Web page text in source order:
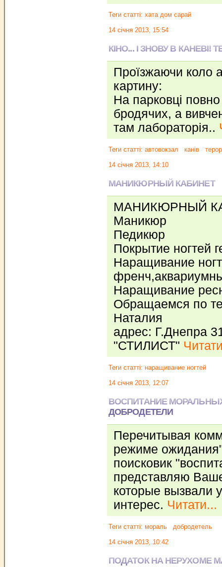
Теги статті: хата дом сарай
14 січня 2013, 15:54
КІНО... І ЗНОВУ В КАНЕВІ!
Проїзжаючи коло
картину:
На парковці повно
бродячих, а
там лабораторія..
Теги статті: автовокзал канів
14 січня 2013, 14:10
МАНИКЮРНЫЙ КАБИНЕТ
МАНИКЮРНЫЙ
Маникюр
Педикюр
Покрытие ногтей
Наращивание
Наращивание
Обращаемся по
Наталия
адрес: Г.Днепра
"СТИЛИСТ"
Теги статті: наращивание ногтей
14 січня 2013, 12:07
ВОСПИТАНИЕ
ДОБРОДЕТЕЛИ
Перечитывая
режиме
поисковик
представляю
которые вызвали
интерес. Читати...
Теги статті: мораль добродетель
14 січня 2013, 10:42
ПОДАТОК НА НЕРУХОМЕ